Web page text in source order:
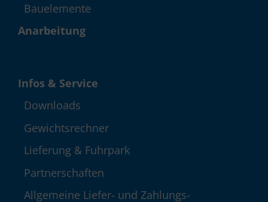
Bauelemente
Anarbeitung
Infos & Service
Down­loads
Gewichts­rechner
Lieferung & Fuhrpark
Partner­schaften
Allgemeine Liefer- und Zahlungs­